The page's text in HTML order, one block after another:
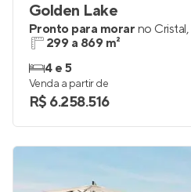
Golden Lake
Pronto para morar no Cristal,
299 a 869 m²
4 e 5
Venda a partir de
R$ 6.258.516